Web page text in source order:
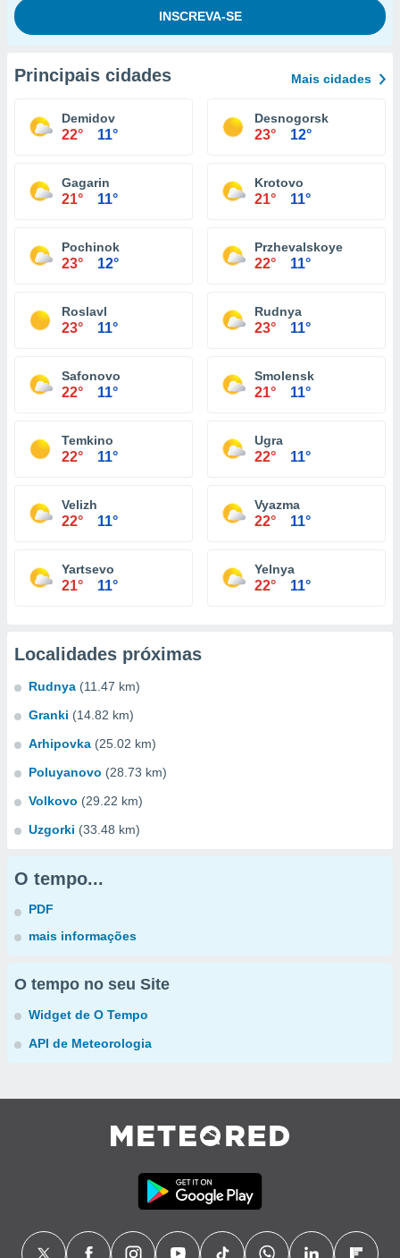
Principais cidades Mais cidades
Demidov
22° 11°
Desnogorsk
23° 12°
Gagarin
21° 11°
Krotovo
21° 11°
Pochinok
23° 12°
Przhevalskoye
22° 11°
Roslavl
23° 11°
Rudnya
23° 11°
Safonovo
22° 11°
Smolensk
21° 11°
Temkino
22° 11°
Ugra
22° 11°
Velizh
22° 11°
Vyazma
22° 11°
Yartsevo
21° 11°
Yelnya
22° 11°
Localidades próximas
Rudnya (11.47 km)
Granki (14.82 km)
Arhipovka (25.02 km)
Poluyanovo (28.73 km)
Volkovo (29.22 km)
Uzgorki (33.48 km)
O tempo...
PDF
mais informações
O tempo no seu Site
Widget de O Tempo
API de Meteorologia